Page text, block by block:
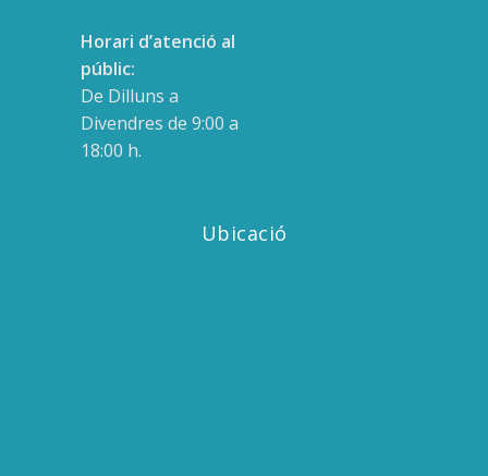
Horari d’atenció al
públic:
De Dilluns a
Divendres de 9:00 a
18:00 h.
Ubicació